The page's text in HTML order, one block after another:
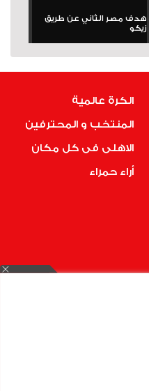
هدف مصر الثاني عن طريق
زيكو
الكرة عالمية
المنتخب و المحترفين
الاهلى فى كل مكان
أراء حمراء
COPYRIGHT © 2019
متاح الأن